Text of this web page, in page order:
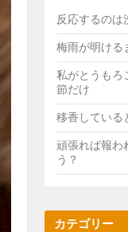
反応するのは
梅雨が明ける
私がとうもろ
節だけ
移香している
頑張れば報わ
う？
カテゴリー